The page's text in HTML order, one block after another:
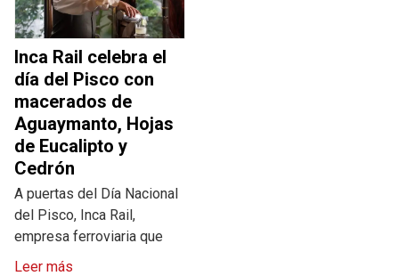
Inca Rail celebra el
día del Pisco con
macerados de
Aguaymanto, Hojas
de Eucalipto y
Cedrón
A puertas del Día Nacional
del Pisco, Inca Rail,
empresa ferroviaria que
Leer más